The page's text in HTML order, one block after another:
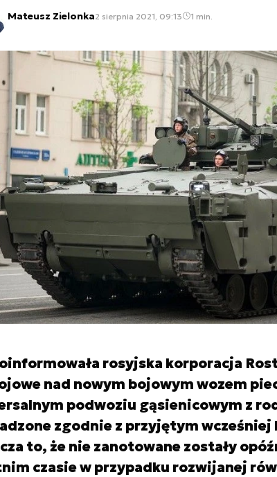
Mateusz Zielonka2 sierpnia 2021, 09:13 1 min.
rosyjska korporacja
nad nowym bojowym wozem
podwoziu gąsienicowym z
zgodnie z przyjętym
to, że nie zanotowane zostały
czasie w przypadku rozwijanej